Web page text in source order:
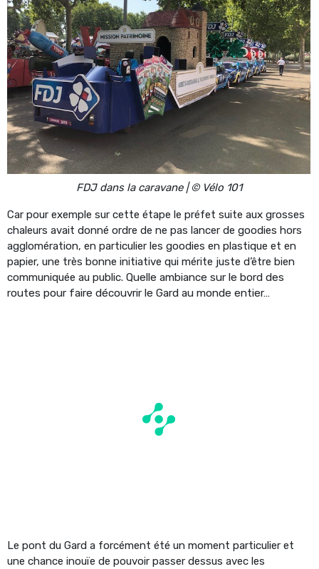
FDJ dans la caravane | © Vélo 101
Car pour exemple sur cette étape le préfet suite aux grosses
chaleurs avait donné ordre de ne pas lancer de goodies hors
agglomération, en particulier les goodies en plastique et en
papier, une très bonne initiative qui mérite juste d’être bien
communiquée au public. Quelle ambiance sur le bord des
routes pour faire découvrir le Gard au monde entier…
Le pont du Gard a forcément été un moment particulier et
une chance inouïe de pouvoir passer dessus avec les